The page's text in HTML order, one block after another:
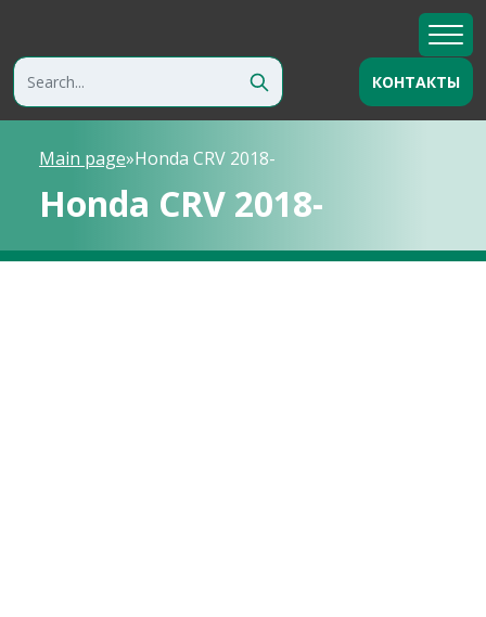
КОНТАКТЫ
Main page»Honda CRV 2018-
Honda CRV 2018-